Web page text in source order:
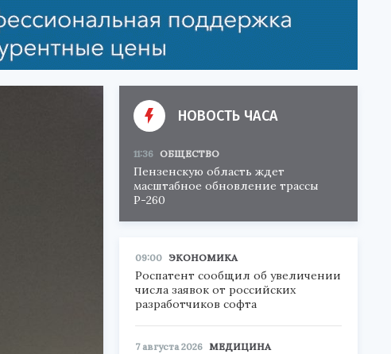
НОВОСТЬ ЧАСА
11:36 ОБЩЕСТВО
Пензенскую область ждет
масштабное обновление трассы
Р-260
09:00 ЭКОНОМИКА
Роспатент сообщил об увеличении
числа заявок от российских
разработчиков софта
7 августа 2026 МЕДИЦИНА